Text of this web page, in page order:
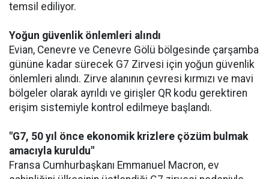
temsil ediliyor.
Yoğun güvenlik önlemleri alındı
Evian, Cenevre ve Cenevre Gölü bölgesinde çarşamba
gününe kadar sürecek G7 Zirvesi için yoğun güvenlik
önlemleri alındı. Zirve alanının çevresi kırmızı ve mavi
bölgeler olarak ayrıldı ve girişler QR kodu gerektiren
erişim sistemiyle kontrol edilmeye başlandı.
"G7, 50 yıl önce ekonomik krizlere çözüm bulmak
amacıyla kuruldu"
Fransa Cumhurbaşkanı Emmanuel Macron, ev